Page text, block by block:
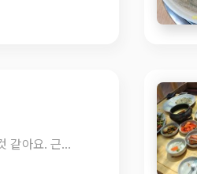
강 바로 옆에 위치하고 있어서 식사 분위기는 좋은 것 같아요. 근데 그거 빼고는 다 그저그렇거나 좀 별루였어요. 일단 음식은 닭볶음탕은 나쁘지 않았어요. 닯볶음탕보다는 닯조리탕?? 같이 국물이 거의 없는 형태. 맛은 괜찮았어요. 하지만 반찬은 정말 별로였어요. 만드시는 분이 솜씨도 없고 정성도 없는 것 같았어요. 그나마 가장 나아보이는 콩나물 한 젓가락 먹고는 아주 배고플 때 아니면 먹기 힘든 음식이라는 느낌을 받았네요. 써비스는 좀 퉁명스러우세요. 이 근방에서 딱히 갈 데 없으면 오긴 하겠는데 굳이 찾아가고 싶은 생각은 없네요.